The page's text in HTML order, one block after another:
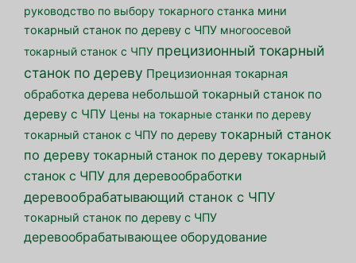
руководство по выбору токарного станка мини
токарный станок по дереву с ЧПУ многоосевой
токарный станок с ЧПУ прецизионный токарный
станок по дереву Прецизионная токарная
обработка дерева небольшой токарный станок по
дереву с ЧПУ Цены на токарные станки по дереву
токарный станок с ЧПУ по дереву токарный станок
по дереву токарный станок по дереву токарный
станок с ЧПУ для деревообработки
деревообрабатывающий станок с ЧПУ
токарный станок по дереву с ЧПУ
деревообрабатывающее оборудование